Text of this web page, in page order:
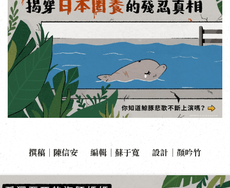
撰稿｜陳信安 編輯｜蘇于寬 設計｜顏吟竹